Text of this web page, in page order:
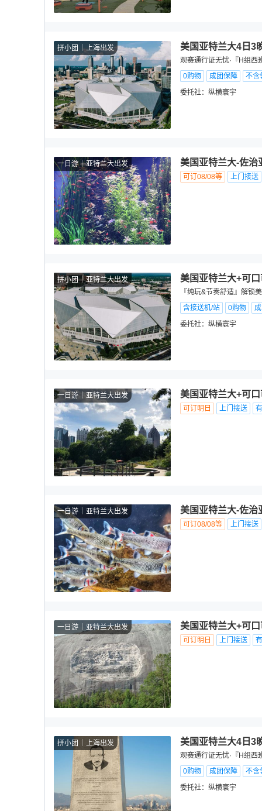
拼小团 上海出发 美国亚特兰大4日3
观赛通行证无忧·『H组西
0购物
成团保障
不含
委托社： 纵横寰宇
一日游 亚特兰大出发 美国亚特兰大-佐治
可订08/08等 上门接送
拼小团 亚特兰大出发 美国亚特兰大+可
『纯玩&节奏舒适』解锁
含接送机/站
0购物
委托社： 纵横寰宇
一日游 亚特兰大出发 美国亚特兰大+可
可订明日 上门接送
一日游 亚特兰大出发 美国亚特兰大-佐治
可订08/08等 上门接送
一日游 亚特兰大出发 美国亚特兰大+可
可订明日 上门接送
拼小团 上海出发 美国亚特兰大4日3
观赛通行证无忧·『H组西
0购物
成团保障
不含
委托社： 纵横寰宇